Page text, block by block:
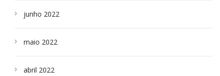
junho 2022
maio 2022
abril 2022